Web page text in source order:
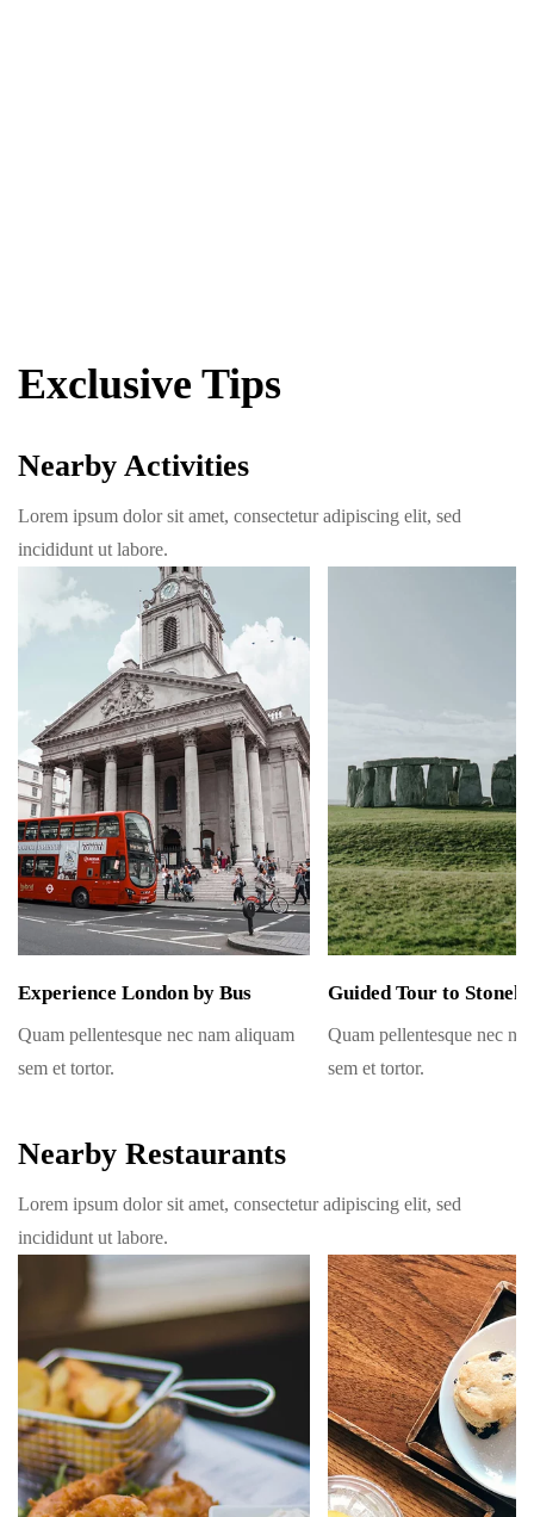
Exclusive Tips
Nearby Activities
Lorem ipsum dolor sit amet, consectetur adipiscing elit, sed
incididunt ut labore.
Experience London by Bus
Quam pellentesque nec nam aliquam
sem et tortor.
Guided Tour to
Quam pellentesque nec
sem et tortor.
Nearby Restaurants
Lorem ipsum dolor sit amet, consectetur adipiscing elit, sed
incididunt ut labore.